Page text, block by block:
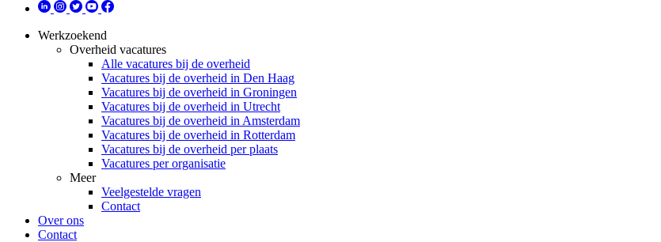
Werkzoekend
Overheid vacatures
Alle vacatures bij de overheid
Vacatures bij de overheid in Den Haag
Vacatures bij de overheid in Groningen
Vacatures bij de overheid in Utrecht
Vacatures bij de overheid in Amsterdam
Vacatures bij de overheid in Rotterdam
Vacatures bij de overheid per plaats
Vacatures per organisatie
Meer
Veelgestelde vragen
Contact
Over ons
Contact